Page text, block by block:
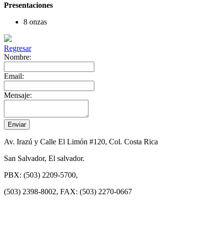
Presentaciones
8 onzas
Regresar
Nombre:
Email:
Mensaje:
Av. Irazú y Calle El Limón #120, Col. Costa Rica
San Salvador, El salvador.
PBX: (503) 2209-5700,
(503) 2398-8002, FAX: (503) 2270-0667